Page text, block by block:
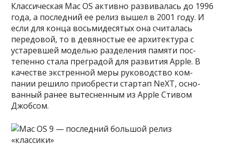
Клас­сичес­кая Mac OS активно раз­вивалась до 1996
года, а пос­ледний ее релиз вышел в 2001 году. И
если для кон­ца вось­мидеся­тых она счи­талась
передо­вой, то в девянос­тые ее архи­тек­тура с
уста­рев­шей моделью раз­деления памяти пос­
тепен­но ста­ла прег­радой для раз­вития Apple. В
качес­тве экс­трен­ной меры руководс­тво ком­
пании решило при­обрести стар­тап NeXT, осно­
ван­ный ранее вытес­ненным из Apple Сти­вом
Джоб­сом.